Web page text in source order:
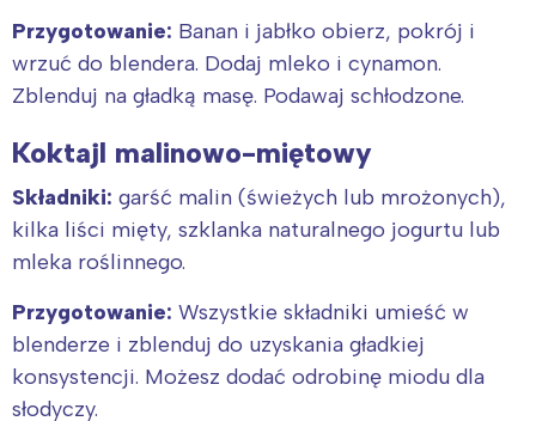
Przygotowanie: Banan i jabłko obierz, pokrój i
wrzuć do blendera. Dodaj mleko i cynamon.
Zblenduj na gładką masę. Podawaj schłodzone.
Koktajl malinowo-miętowy
Składniki: garść malin (świeżych lub mrożonych),
kilka liści mięty, szklanka naturalnego jogurtu lub
mleka roślinnego.
Przygotowanie: Wszystkie składniki umieść w
blenderze i zblenduj do uzyskania gładkiej
konsystencji. Możesz dodać odrobinę miodu dla
słodyczy.